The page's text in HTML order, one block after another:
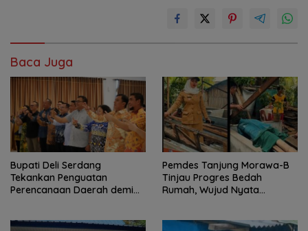
Baca Juga
Bupati Deli Serdang
Tekankan Penguatan
Perencanaan Daerah demi
Pemdes Tanjung Morawa-B
Tinjau Progres Bedah
Rumah, Wujud Nyata